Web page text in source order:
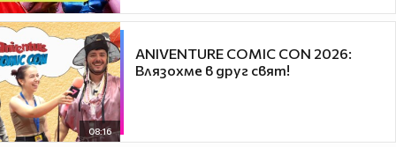
08:16
ANIVENTURE COMIC CON 2026:
Влязохме в друг свят!